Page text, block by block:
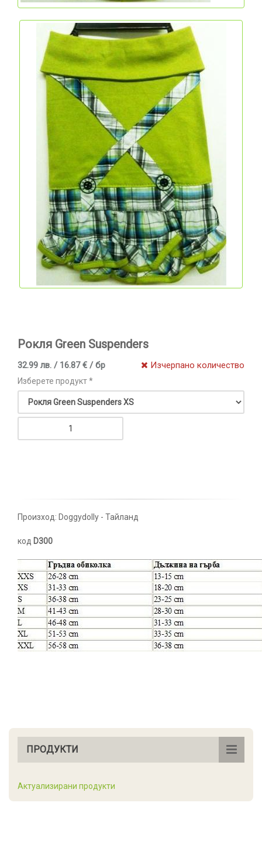
Рокля Green Suspenders
32.99 лв. / 16.87 € / бр Изчерпано количество
Изберете продукт *
Произход: Doggydolly - Тайланд
код D300
ПРОДУКТИ
Актуализирани продукти